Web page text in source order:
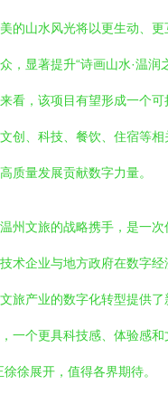
的山水风光将以更生动、
，显著提升“诗画山水·温润
看，该项目有望形成一个
创、科技、餐饮、住宿等
质量发展贡献数字力量。
州文旅的战略携手，是一
术企业与地方政府在数字
旅产业的数字化转型提供
一个更具科技感、体验感和
徐展开，值得各界期待。